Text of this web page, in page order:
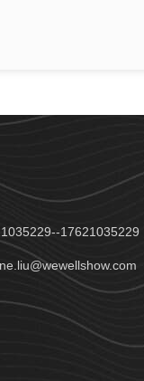
17621035229